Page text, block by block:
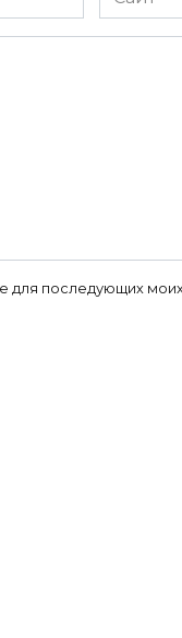
для последующих